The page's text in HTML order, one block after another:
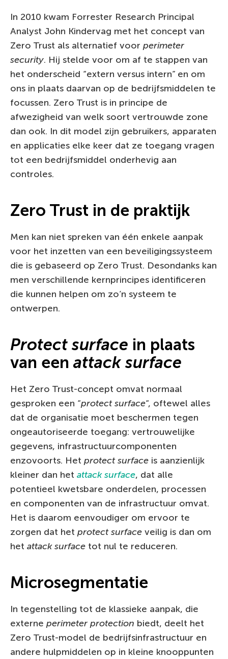
In 2010 kwam Forrester Research Principal
Analyst John Kindervag met het concept van
Zero Trust als alternatief voor perimeter
security. Hij stelde voor om af te stappen van
het onderscheid “extern versus intern” en om
ons in plaats daarvan op de bedrijfsmiddelen te
focussen. Zero Trust is in principe de
afwezigheid van welk soort vertrouwde zone
dan ook. In dit model zijn gebruikers, apparaten
en applicaties elke keer dat ze toegang vragen
tot een bedrijfsmiddel onderhevig aan
controles.
Zero Trust in de praktijk
Men kan niet spreken van één enkele aanpak
voor het inzetten van een beveiligingssysteem
die is gebaseerd op Zero Trust. Desondanks kan
men verschillende kernprincipes identificeren
die kunnen helpen om zo’n systeem te
ontwerpen.
Protect surface in plaats
van een attack surface
Het Zero Trust-concept omvat normaal
gesproken een “protect surface“, oftewel alles
dat de organisatie moet beschermen tegen
ongeautoriseerde toegang: vertrouwelijke
gegevens, infrastructuurcomponenten
enzovoorts. Het protect surface is aanzienlijk
kleiner dan het attack surface, dat alle
potentieel kwetsbare onderdelen, processen
en componenten van de infrastructuur omvat.
Het is daarom eenvoudiger om ervoor te
zorgen dat het protect surface veilig is dan om
het attack surface tot nul te reduceren.
Microsegmentatie
In tegenstelling tot de klassieke aanpak, die
externe perimeter protection biedt, deelt het
Zero Trust-model de bedrijfsinfrastructuur en
andere hulpmiddelen op in kleine knooppunten